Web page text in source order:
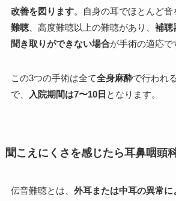
改善を図ります。自身の耳でほとんど音
難聴、高度難聴以上の難聴があり、 補聴
聞き取りができない場合が手術の適応で
この3つの手術は全て全身麻酔で行われ
で、 入院期間は7〜10日 となります。
聞こえにくさを感じたら耳鼻咽頭
伝音難聴とは、 外耳または中耳の異常